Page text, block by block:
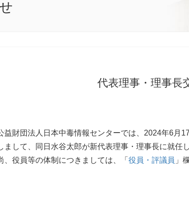
代表理事・理事長
益財団法人日本中毒情報センターでは、2024年6月
まして、同日水谷太郎が新代表理事・理事長に就任
、役員等の体制につきましては、「 役員・評議員 」